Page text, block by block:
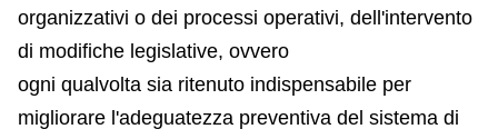
organizzativi o dei processi operativi, dell'intervento
di modifiche legislative, ovvero
ogni qualvolta sia ritenuto indispensabile per
migliorare l'adeguatezza preventiva del sistema di